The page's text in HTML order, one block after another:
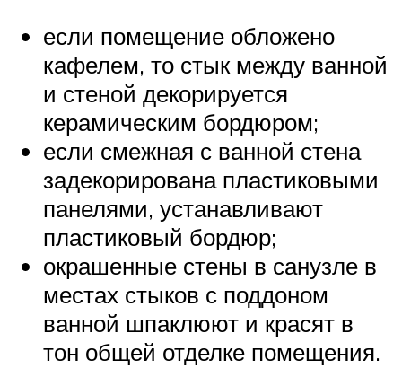
если помещение обложено
кафелем, то стык между ванной
и стеной декорируется
керамическим бордюром;
если смежная с ванной стена
задекорирована пластиковыми
панелями, устанавливают
пластиковый бордюр;
окрашенные стены в санузле в
местах стыков с поддоном
ванной шпаклюют и красят в
тон общей отделке помещения.